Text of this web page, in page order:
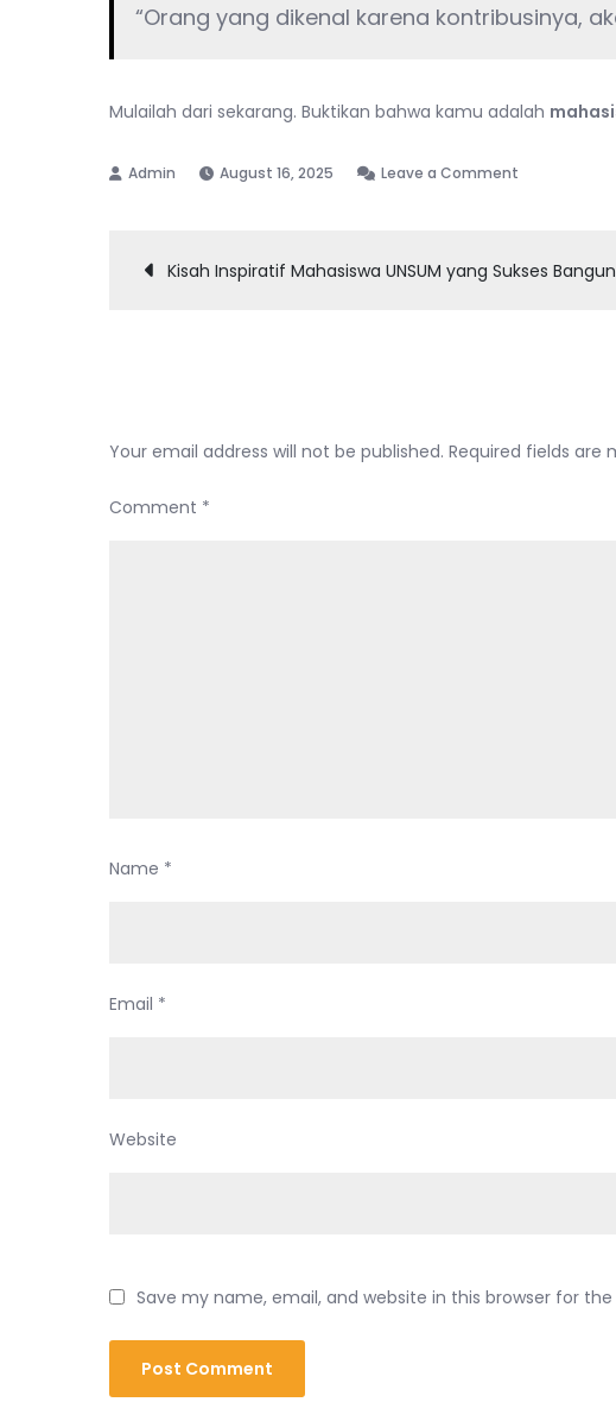
“Orang yang dikenal karena kontribusinya,
Mulailah dari sekarang. Buktikan bahwa kamu adalah
August 16, 2025 Leave a Comment
Personal
Post
Kisah Inspiratif Mahasiswa UNSUM yang Sukses
Your email address will not be published. Required fields are
Comment *
Name *
Email *
Website
Save my name, email, and website in this browser for